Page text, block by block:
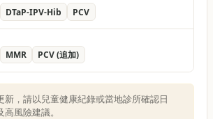
DTaP-IPV-Hib PCV
MMR PCV (追加)
新，請以兒童健康紀錄或當地診所確認日
風險建議。